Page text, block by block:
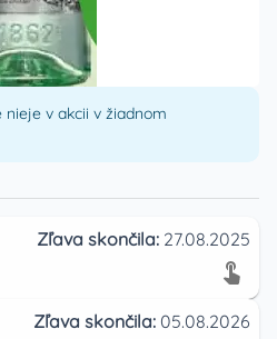
v akcii v žiadnom
Zľava skončila: 27.08.2025
Zľava skončila: 05.08.2026